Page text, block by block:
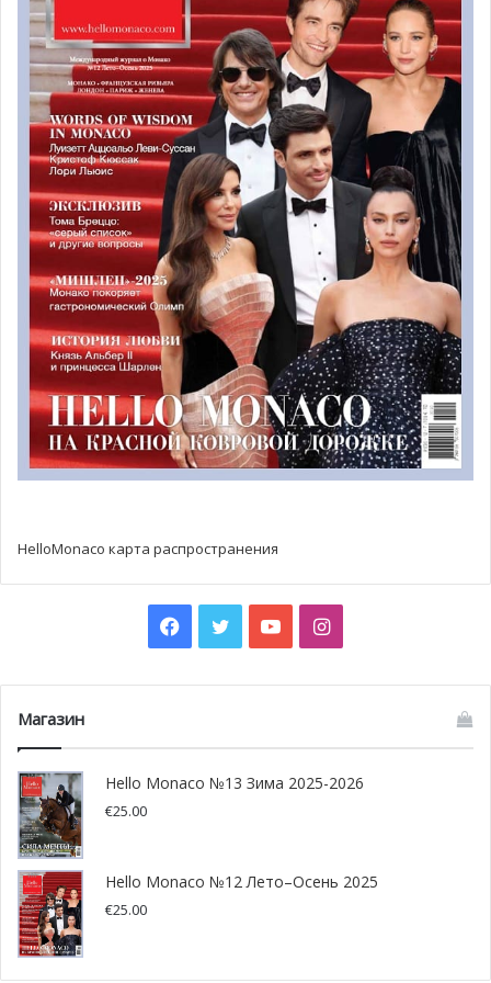
Аукцион состоялся в залах Океанографического музея
Монако, так что место проведения также отражает
направленность деятельности Принца.
Первая бутылка
ушла с торгов за 17 000 €. Деньги, вырученные от
продажи первой бутылки, пошли в Фонд Князя Монако
Альбера II, со второй бутылки – в Фонд Общества
охраны морской среды. Финальнуювыигрышную ставку
сделал Марк Кауфман(президент русской торговой
марки Whitehall Group, которая является первым
российским импортером премиум-вин и спиртных
напитков – прим. автора). Приобретя первую бутылку
эксклюзивного Glenmorangie, Марк Кауфман
торжественного вручил её князю Альберу II.Вторая
бутылка виски ушла с торгов за 8000 € благодаря
Впервые в истории Князь вступил в сотрудничество с
этого года князь Альбер II лично посетил
производителей виски региона Glenmorangie в
Шотландском высокогорье, чтобы изучить процесс
производства виски и ликеров высших сортов. Здесь
виски, под руководством Билла Лумсдена, директора
группы по дистилляции и производству виски региона
Glenmorangie,выбрал тот самый бочонок
будет удостоен права носить имя Князя Монако. Виски
12-летней выдержки, выбранное князем, согласно
описанию экспертов содержит нотки вереска, меда,
банана, персика, а также лайма.
HelloMonaco карта распространения
Facebook
TwitterYouTubeInstagram
Магазин
Hello Monaco №13 Зима 2025-2026
€25.00
Hello Monaco №12 Лето–Осень 2025
€25.00